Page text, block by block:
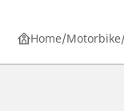
Home Motorbike